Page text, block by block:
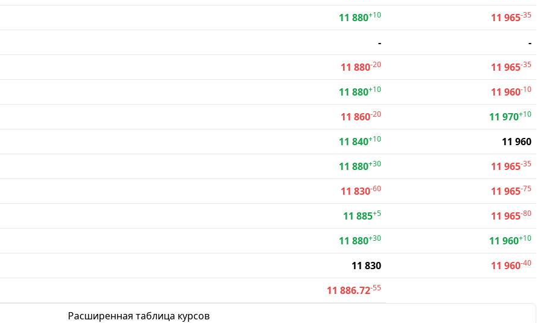
11 880+10 11 965-35
-
-
11 880-20 11 965-35
11 880+10 11 960-10
11 860-20 11 970+10
11 840+10
11 960
11 880+30 11 965-35
11 830-60 11 965-75
11 885+5 11 965-80
11 880+30 11 960+10
11 830 11 960-40
11 886.72-55
Расширенная таблица курсов